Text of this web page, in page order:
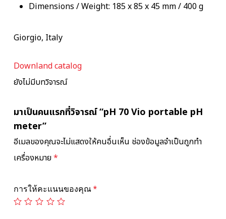
Dimensions / Weight: 185 x 85 x 45 mm / 400 g
Giorgio, Italy
Downland catalog
ยังไม่มีบทวิจารณ์
มาเป็นคนแรกที่วิจารณ์ “pH 70 Vio portable pH
meter”
อีเมลของคุณจะไม่แสดงให้คนอื่นเห็น ช่องข้อมูลจำเป็นถูกทำ
เครื่องหมาย*
การให้คะแนนของคุณ *